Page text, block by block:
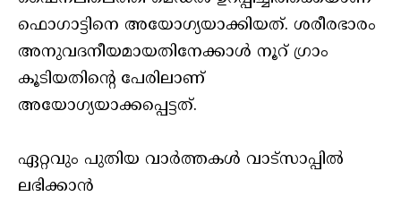
ഫൊഗാട്ടിനെ അയോഗ്യയാക്കിയത്. ശരീരഭാരം
അനുവദനീയമായതിനേക്കാള്‍ നൂറ് ഗ്രാം
കൂടിയതിന്റെ പേരിലാണ്
അയോഗ്യയാക്കപ്പെട്ടത്.
ഏറ്റവും പുതിയ വാർത്തകൾ വാട്സാപ്പിൽ
ലഭിക്കാൻ